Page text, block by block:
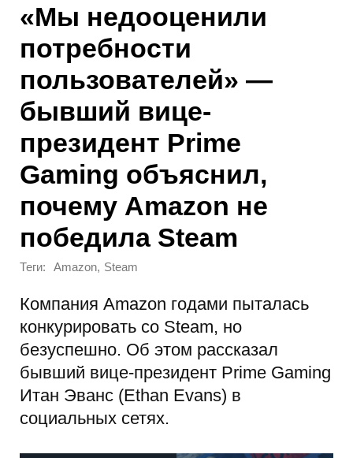
«Мы недооценили
потребности
пользователей» —
бывший вице-
президент Prime
Gaming объяснил,
почему Amazon не
победила Steam
Теги: Amazon, Steam
Компания Amazon годами пыталась
конкурировать со Steam, но
безуспешно. Об этом рассказал
бывший вице-президент Prime Gaming
Итан Эванс (Ethan Evans) в
социальных сетях.